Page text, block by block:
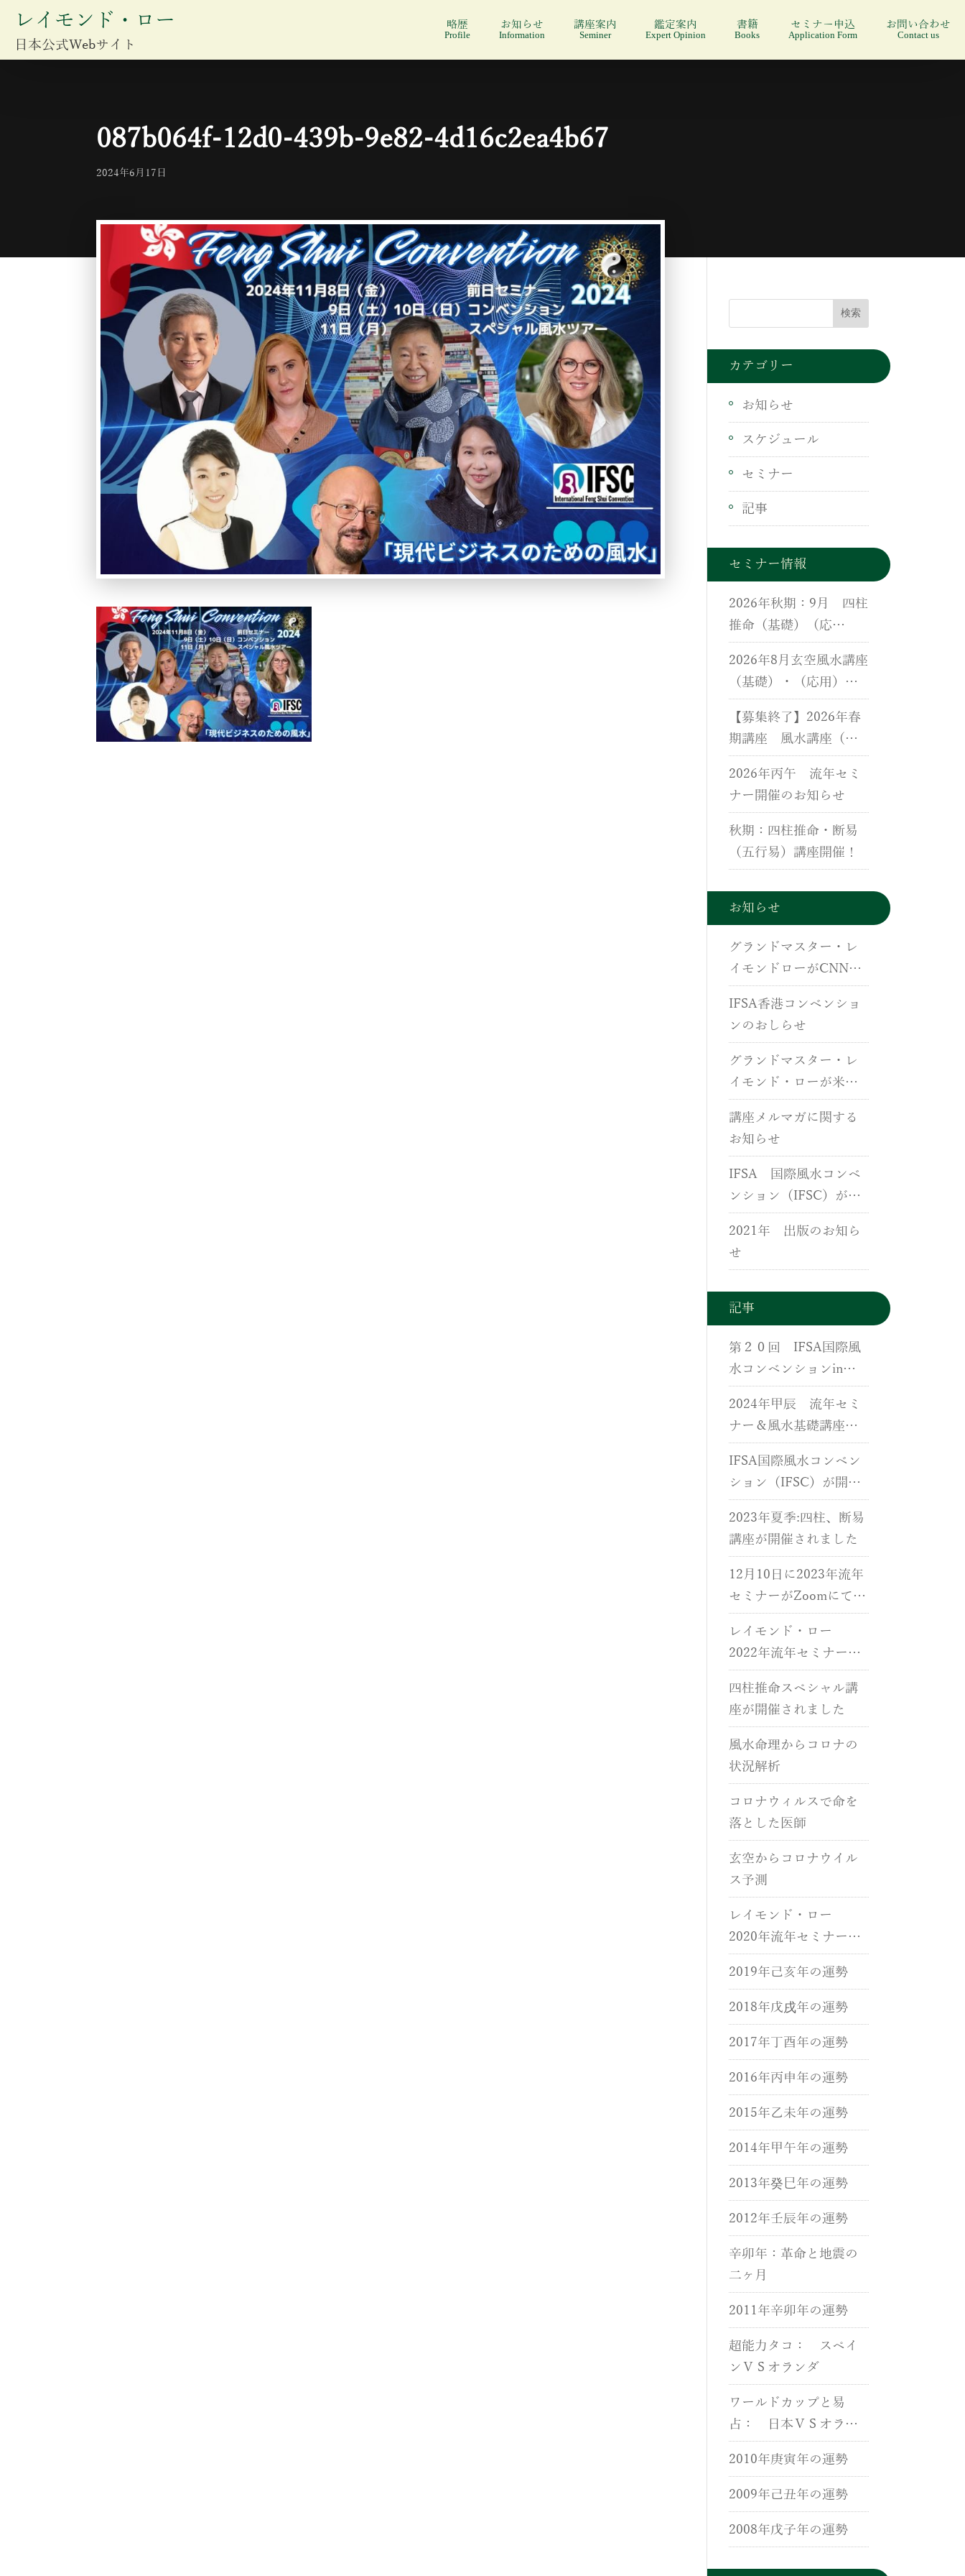
レイモンド・ロー
日本公式Webサイト
略歴
Profile
お知らせ
Information
講座案内
Seminer
鑑定案内
Expert Opinion
書籍
Books
セミナー申込
Application Form
お問い合わせ
Contact us
087b064f-12d0-439b-9e82-4d16c2ea4b67
2024年6月17日
カテゴリー
お知らせ
スケジュール
セミナー
記事
セミナー情報
2026年秋期：9月 四柱
推命（基礎）（応
用）、断易（五行易）
講座のご案内
2026年8月玄空風水講座
（基礎）・（応用）・
実地研修開催のご案内
【募集終了】2026年春
期講座 風水講座（基
礎）・（応用）・実地
研修開催のご案内
2026年丙午 流年セミ
ナー開催のお知らせ
秋期：四柱推命・断易
（五行易）講座開催！
お知らせ
グランドマスター・レ
イモンドローがCNNに
出演しました
IFSA香港コンベンショ
ンのおしらせ
グランドマスター・レ
イモンド・ローが米国
CNNに出演しました
講座メルマガに関する
お知らせ
IFSA 国際風水コンベ
ンション（IFSC）が開
催されます
2021年 出版のお知ら
せ
記事
第２０回 IFSA国際風
水コンベンションin
香港が開催されました
2024年甲辰 流年セミ
ナー＆風水基礎講座が
開催されました。
IFSA国際風水コンベン
ション（IFSC）が開催
されました。
2023年夏季:四柱、断易
講座が開催されました
12月10日に2023年流年
セミナーがZoomにて開
催されました。
レイモンド・ロー
2022年流年セミナーが
開催されました。
四柱推命スペシャル講
座が開催されました
風水命理からコロナの
状況解析
コロナウィルスで命を
落とした医師
玄空からコロナウイル
ス予測
レイモンド・ロー
2020年流年セミナーが
開催されました。
2019年己亥年の運勢
2018年戊戌年の運勢
2017年丁酉年の運勢
2016年丙申年の運勢
2015年乙未年の運勢
2014年甲午年の運勢
2013年癸巳年の運勢
2012年壬辰年の運勢
辛卯年：革命と地震の
二ヶ月
2011年辛卯年の運勢
超能力タコ： スペイ
ンＶＳオランダ
ワールドカップと易
占： 日本ＶＳオラン
ダ
2010年庚寅年の運勢
2009年己丑年の運勢
2008年戊子年の運勢